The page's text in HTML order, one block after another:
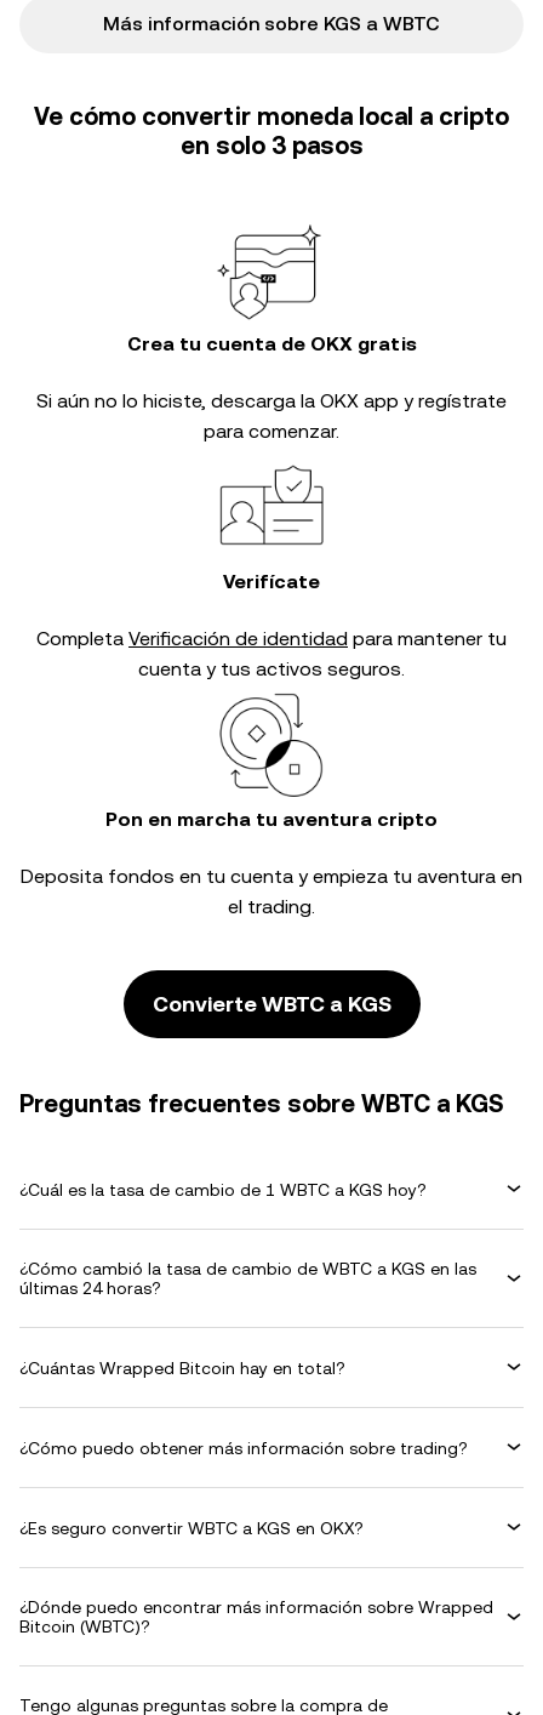
Más información sobre KGS a WBTC
Ve cómo convertir moneda local a cripto
en solo 3 pasos
Crea tu cuenta de OKX gratis
Si aún no lo hiciste, descarga la OKX app y regístrate
para comenzar.
Verifícate
Completa Verificación de identidad para mantener tu
cuenta y tus activos seguros.
Pon en marcha tu aventura cripto
Deposita fondos en tu cuenta y empieza tu aventura en
el trading.
Convierte WBTC a KGS
Preguntas frecuentes sobre WBTC a KGS
¿Cuál es la tasa de cambio de 1 WBTC a KGS hoy?
¿Cómo cambió la tasa de cambio de WBTC a KGS en las
últimas 24 horas?
¿Cuántas Wrapped Bitcoin hay en total?
¿Cómo puedo obtener más información sobre trading?
¿Es seguro convertir WBTC a KGS en OKX?
¿Dónde puedo encontrar más información sobre Wrapped
Bitcoin (WBTC)?
Tengo algunas preguntas sobre la compra de